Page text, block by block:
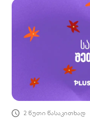
2 წუთი წასაკითხად